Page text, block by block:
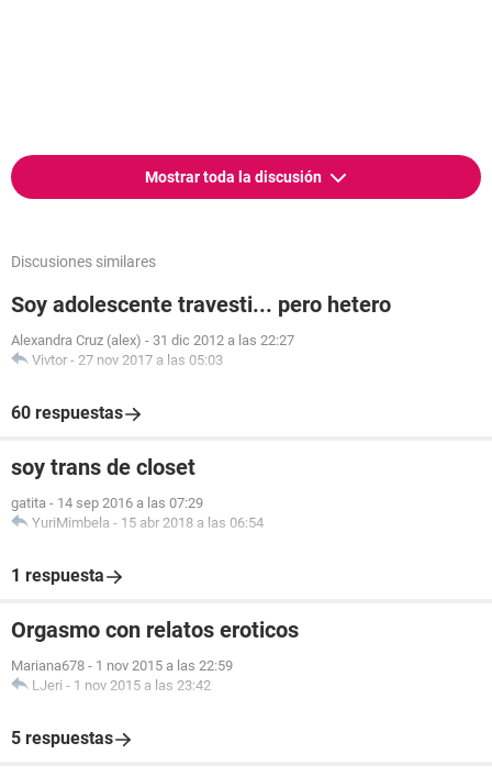
Mostrar toda la discusión
Discusiones similares
Soy adolescente travesti... pero hetero
Alexandra Cruz (alex) - 31 dic 2012 a las 22:27
Vivtor - 27 nov 2017 a las 05:03
60 respuestas
soy trans de closet
gatita - 14 sep 2016 a las 07:29
YuriMimbela - 15 abr 2018 a las 06:54
1 respuesta
Orgasmo con relatos eroticos
Mariana678 - 1 nov 2015 a las 22:59
LJeri - 1 nov 2015 a las 23:42
5 respuestas